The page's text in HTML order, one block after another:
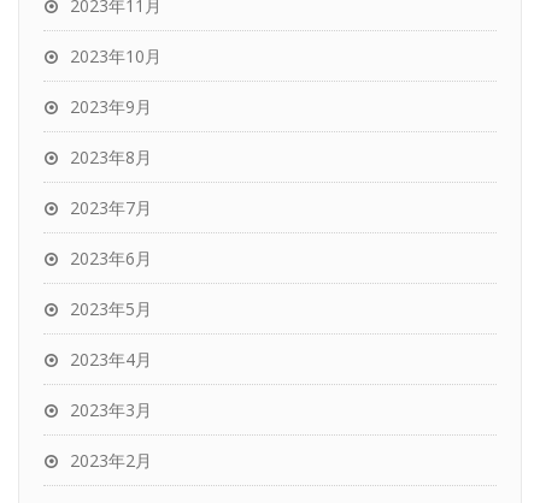
2023年11月
2023年10月
2023年9月
2023年8月
2023年7月
2023年6月
2023年5月
2023年4月
2023年3月
2023年2月